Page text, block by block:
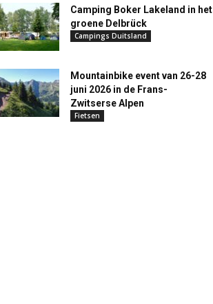
Camping Boker Lakeland in het
groene Delbrück
Campings Duitsland
Mountainbike event van 26-28
juni 2026 in de Frans-
Zwitserse Alpen
Fietsen